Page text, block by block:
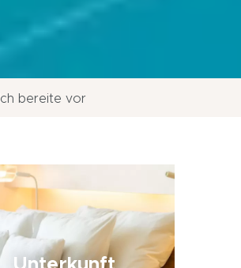
Ich bereite vor